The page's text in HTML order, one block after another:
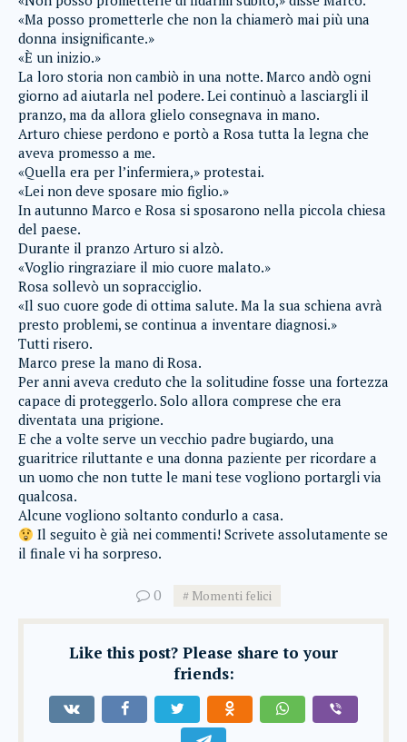
«Ma posso prometterle che non la chiamerò mai più una
donna insignificante.»
«È un inizio.»
La loro storia non cambiò in una notte. Marco andò ogni
giorno ad aiutarla nel podere. Lei continuò a lasciargli il
pranzo, ma da allora glielo consegnava in mano.
Arturo chiese perdono e portò a Rosa tutta la legna che
aveva promesso a me.
«Quella era per l’infermiera,» protestai.
«Lei non deve sposare mio figlio.»
In autunno Marco e Rosa si sposarono nella piccola chiesa
del paese.
Durante il pranzo Arturo si alzò.
«Voglio ringraziare il mio cuore malato.»
Rosa sollevò un sopracciglio.
«Il suo cuore gode di ottima salute. Ma la sua schiena avrà
presto problemi, se continua a inventare diagnosi.»
Tutti risero.
Marco prese la mano di Rosa.
Per anni aveva creduto che la solitudine fosse una fortezza
capace di proteggerlo. Solo allora comprese che era
diventata una prigione.
E che a volte serve un vecchio padre bugiardo, una
guaritrice riluttante e una donna paziente per ricordare a
un uomo che non tutte le mani tese vogliono portargli via
qualcosa.
Alcune vogliono soltanto condurlo a casa.
Il seguito è già nei commenti! Scrivete assolutamente se
il finale vi ha sorpreso.
0 Momenti felici
Like this post? Please share to your
friends: